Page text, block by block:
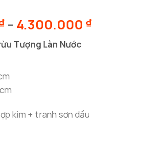
– 4.300.000 ₫Khoảng
Tượng Làn Nước
kim + tranh sơn dầu